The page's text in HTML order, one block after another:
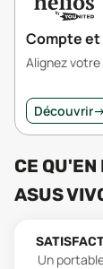
Compte et
Alignez
Découvrir→
CE
ASUS
Un